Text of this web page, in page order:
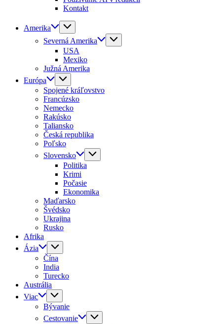
Kontakt
Amerika
Severná Amerika
USA
Mexiko
Južná Amerika
Európa
Spojené kráľovstvo
Francúzsko
Nemecko
Rakúsko
Taliansko
Česká republika
Poľsko
Slovensko
Politika
Krimi
Počasie
Ekonomika
Maďarsko
Švédsko
Ukrajina
Rusko
Afrika
Ázia
Čína
India
Turecko
Austrália
Viac
Bývanie
Cestovanie